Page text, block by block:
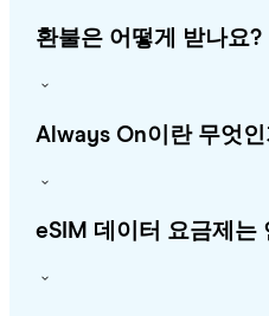
환불은 어떻게 받나요?
Always On이란 무엇인
eSIM 데이터 요금제는